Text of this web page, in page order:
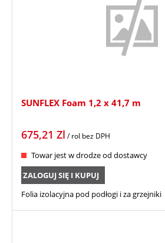
SUNFLEX Foam 1,2 x 41,7 m
675,21 Zl / rol bez DPH
Towar jest w drodze od dostawcy
ZALOGUJ SIĘ I KUPUJ
Folia izolacyjna pod podłogi i za grzejniki